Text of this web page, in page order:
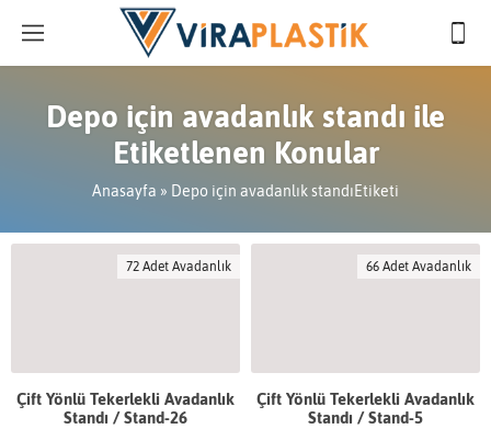
Depo için avadanlık standı ile
Etiketlenen Konular
Anasayfa » Depo için avadanlık standıEtiketi
72 Adet Avadanlık
Çift Yönlü Tekerlekli Avadanlık
Standı / Stand-26
66 Adet Avadanlık
Çift Yönlü Tekerlekli Avadanlık
Standı / Stand-5